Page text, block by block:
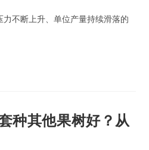
不断上升、单位产量持续滑落的
种其他果树好？从